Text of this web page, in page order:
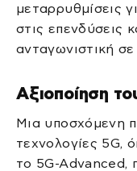
μεταρρυθμίσεις
στις επενδύσεις
ανταγωνιστική
Αξιοποίηση
Μια υποσχόμενη
τεχνολογίες 5G,
το 5G-Advanced,